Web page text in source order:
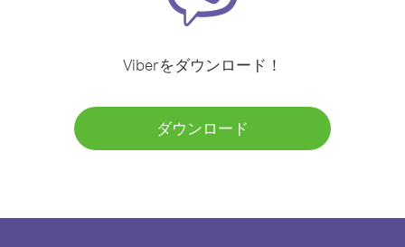
Viberをダウンロード！
ダウンロード